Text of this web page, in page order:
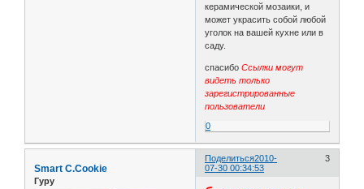
керамической мозаики, и
может украсить собой любой
уголок на вашей кухне или в
саду.
спасибоСсылки могут
видеть только
зарегистрированные
пользователи
0
Поделиться 3
2010-
07-30 00:34:53
Smart C.Cookie
Гуру